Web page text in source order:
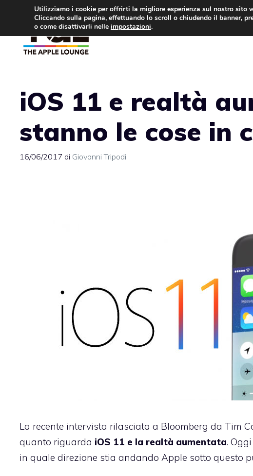
contenuto
iOS 11 e realtà
stanno le cose in
16/06/2017 di Giovanni Tripodi
La recente intervista rilasciata a Bloomberg da Tim
quanto riguarda iOS 11 e la realtà aumentata.
in quale direzione stia andando Apple sotto questo
Utilizziamo i cookie per offrirti la migliore esperienza sul nostro sito
Cliccando sulla pagina, effettuando lo scroll o chiudendo il banner,
o come disattivarli nelle impostazioni.